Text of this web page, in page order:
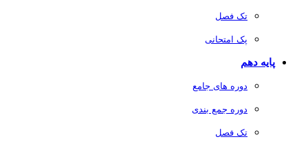
تک فصل
پک امتحانی
پایه دهم
دوره های جامع
دوره جمع بندی
تک فصل